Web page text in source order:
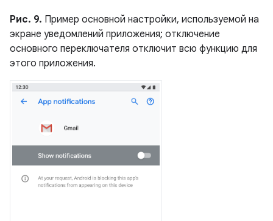
Рис. 9. Пример основной настройки, используемой на
экране уведомлений приложения; отключение
основного переключателя отключит всю функцию для
этого приложения.